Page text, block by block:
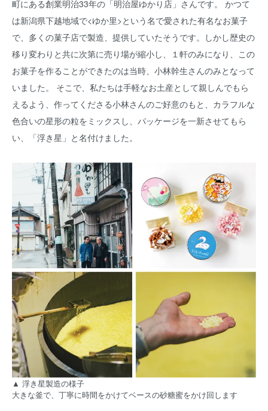
町にある創業明治33年の「明治屋ゆかり店」さんです。 かつて
は新潟県下越地域で<ゆか里>という名で愛された有名なお菓子
で、多くの菓子店で製造、提供していたそうです。しかし歴史の
移り変わりと共に次第に売り場が縮小し、１軒のみになり、この
お菓子を作ることができたのは当時、小林幹生さんのみとなって
いました。 そこで、私たちは手軽なお土産として親しんでもら
えるよう、作ってくださる小林さんのご好意のもと、カラフルな
色合いの星形の粒をミックスし、パッケージを一新させてもら
い、「浮き星」と名付けました。
▲ 浮き星製造の様子
大きな釜で、丁寧に時間をかけてベースの砂糖蜜をかけ回します